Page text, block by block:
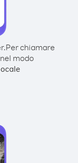
Per chiamare
modo